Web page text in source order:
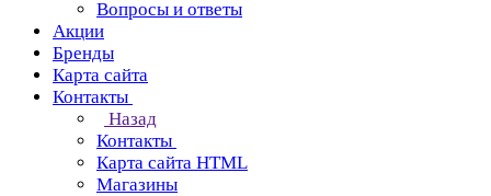
Вопросы и ответы
Акции
Бренды
Карта сайта
Контакты
Назад
Контакты
Карта сайта HTML
Магазины